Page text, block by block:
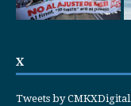
X
Tweets by CMKXDigital